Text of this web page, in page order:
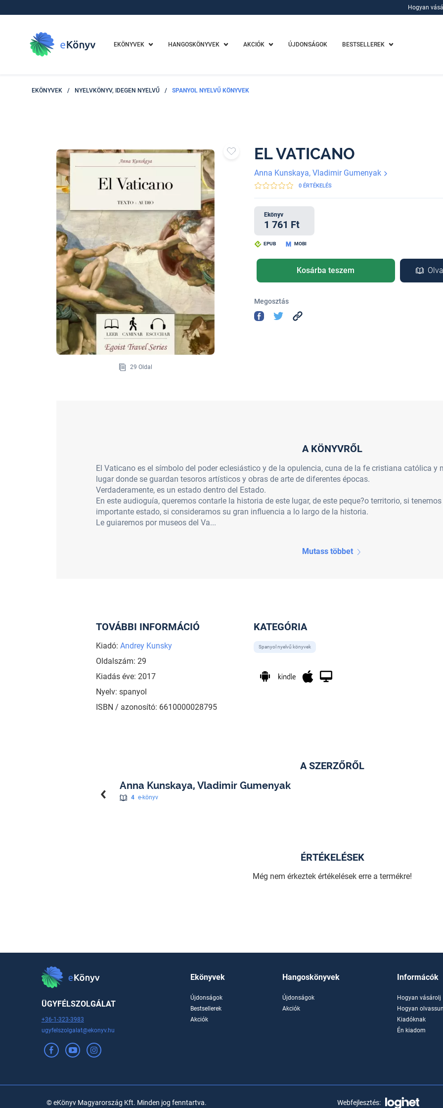
Hogyan
EKÖNYVEK HANGOSKÖNYVEK AKCIÓK ÚJDONSÁGOK BESTSELLEREK
EKÖNYVEK / NYELVKÖNYV, IDEGEN NYELVŰ / SPANYOL NYELVŰ KÖNYVEK
29 Oldal
EL VATICANO
Anna Kunskaya, Vladimir Gumenyak
0 ÉRTÉKELÉS
Ekönyv
1 761 Ft
EPUB MOBI
Kosárba teszem
Megosztás
A KÖNYVRŐL
El Vaticano es el símbolo del poder eclesiástico y de la opulencia, cuna de la fe cristiana católica y
lugar donde se guardan tesoros artísticos y obras de arte de diferentes épocas.
Verdaderamente, es un estado dentro del Estado.
En este audioguía, queremos contarle la historia de este lugar, de este peque?o territorio, si
importante estado, si consideramos su gran influencia a lo largo de la historia.
Le guiaremos por museos del Va...
Mutass többet
TOVÁBBI INFORMÁCIÓ
Kiadó: Andrey Kunsky
Oldalszám: 29
Kiadás éve: 2017
Nyelv: spanyol
ISBN / azonosító: 6610000028795
KATEGÓRIA
Spanyol nyelvű könyvek
A SZERZŐRŐL
Anna Kunskaya, Vladimir Gumenyak
4 e-könyv
ÉRTÉKELÉSEK
Még nem érkeztek értékelések erre a termékre!
ÜGYFÉLSZOLGÁLAT
+36-1-323-3983
ugyfelszolgalat@ekonyv.hu
Ekönyvek
Újdonságok
Bestsellerek
Akciók
Hangoskönyvek
Újdonságok
Akciók
Informácók
Hogyan vásárolj
Hogyan
Kiadóknak
Én kiadom
© eKönyv Magyarország Kft. Minden jog fenntartva. Webfejlesztés: